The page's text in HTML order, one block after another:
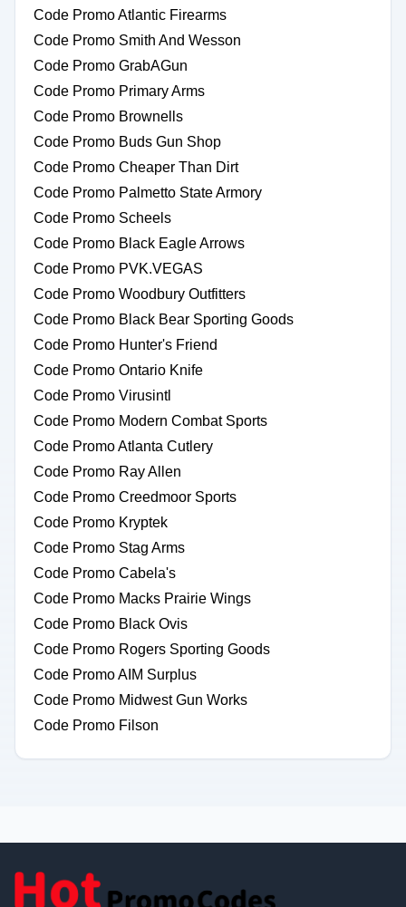
Code Promo Atlantic Firearms
Code Promo Smith And Wesson
Code Promo GrabAGun
Code Promo Primary Arms
Code Promo Brownells
Code Promo Buds Gun Shop
Code Promo Cheaper Than Dirt
Code Promo Palmetto State Armory
Code Promo Scheels
Code Promo Black Eagle Arrows
Code Promo PVK.VEGAS
Code Promo Woodbury Outfitters
Code Promo Black Bear Sporting Goods
Code Promo Hunter's Friend
Code Promo Ontario Knife
Code Promo Virusintl
Code Promo Modern Combat Sports
Code Promo Atlanta Cutlery
Code Promo Ray Allen
Code Promo Creedmoor Sports
Code Promo Kryptek
Code Promo Stag Arms
Code Promo Cabela's
Code Promo Macks Prairie Wings
Code Promo Black Ovis
Code Promo Rogers Sporting Goods
Code Promo AIM Surplus
Code Promo Midwest Gun Works
Code Promo Filson